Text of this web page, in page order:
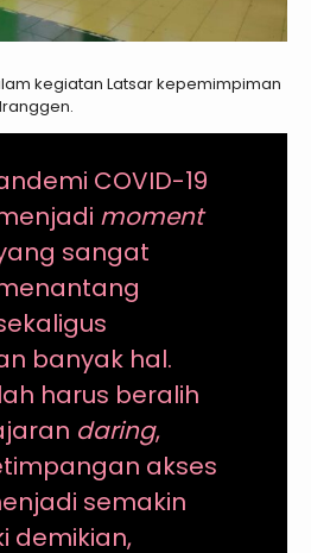
kegiatan Latsar kepemimpiman
COVID-19
moment
sangat
banyak hal.
harus beralih
daring,
akses
semakin
demikian,